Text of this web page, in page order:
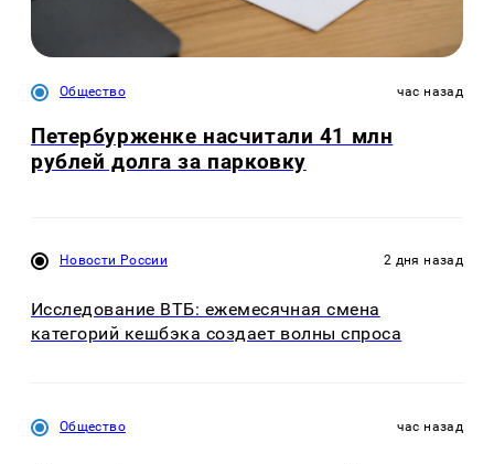
Общество час назад
Петербурженке насчитали 41 млн
рублей долга за парковку
Новости России 2 дня назад
Исследование ВТБ: ежемесячная смена
категорий кешбэка создает волны спроса
Общество час назад